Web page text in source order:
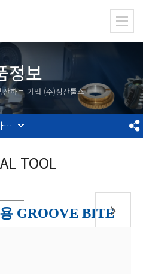
정보
하는 기업 (주)성산툴스
SPECIAL가공툴
TOOL
GROOVE BITE